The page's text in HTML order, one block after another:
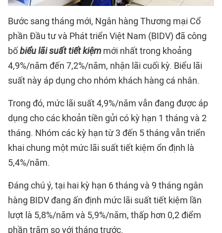
Bước sang tháng mới, Ngân hàng Thương mại Cổ
phần Đầu tư và Phát triển Việt Nam (BIDV) đã công
bốbiểu lãi suất tiết kiệm mới nhất trong khoảng
4,9%/năm đến 7,2%/năm, nhận lãi cuối kỳ. Biểu lãi
suất này áp dụng cho nhóm khách hàng cá nhân.
Trong đó, mức lãi suất 4,9%/năm vẫn đang được áp
dụng cho các khoản tiền gửi có kỳ hạn 1 tháng và 2
tháng. Nhóm các kỳ hạn từ 3 đến 5 tháng vẫn triển
khai chung một mức lãi suất tiết kiệm ổn định là
5,4%/năm.
Đáng chú ý, tại hai kỳ hạn 6 tháng và 9 tháng ngân
hàng BIDV đang ấn định mức lãi suất tiết kiệm lần
lượt là 5,8%/năm và 5,9%/năm, thấp hơn 0,2 điểm
phần trăm so với tháng trước.